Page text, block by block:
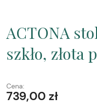
ACTONA
szkło, złota
Cena:
739,00 zł